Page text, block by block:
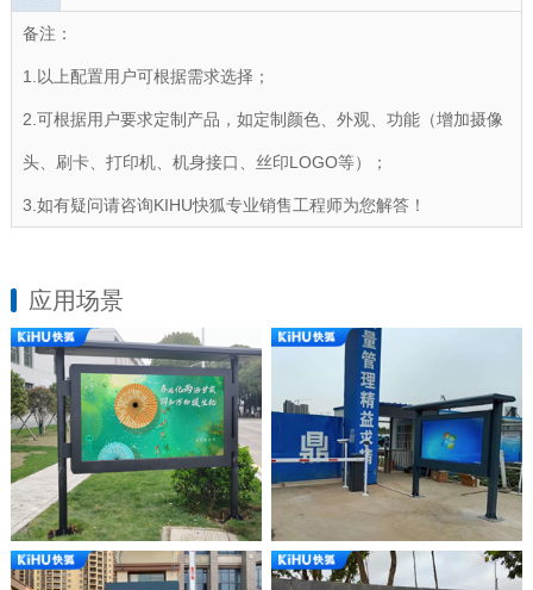
备注：
1.以上配置用户可根据需求选择；
2.可根据用户要求定制产品，如定制颜色、外观、功能（增加摄像
头、刷卡、打印机、机身接口、丝印LOGO等）；
3.如有疑问请咨询KIHU快狐专业销售工程师为您解答！
应用场景